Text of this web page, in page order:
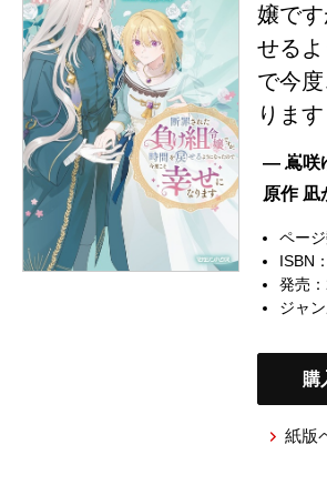
嬢で
せる
で今
りま
— 嶌咲
原作 凪
ペー
ISBN
発売
ジャン
購
紙版